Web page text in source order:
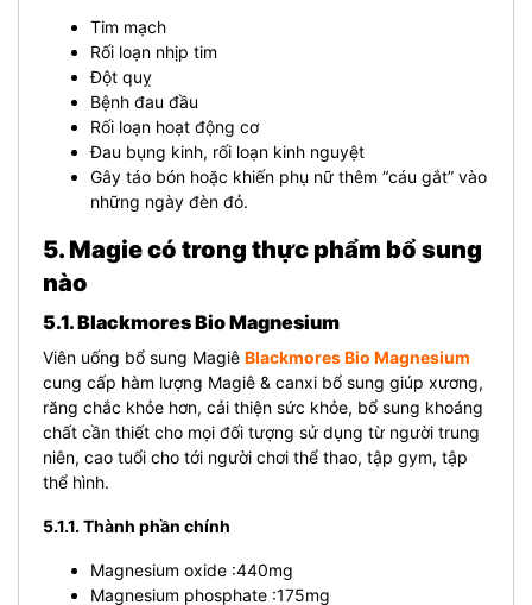
Tim mạch
Rối loạn nhịp tim
Đột quỵ
Bệnh đau đầu
Rối loạn hoạt động cơ
Đau bụng kinh, rối loạn kinh nguyệt
Gây táo bón hoặc khiến phụ nữ thêm “cáu gắt” vào
những ngày đèn đỏ.
5. Magie có trong thực phẩm bổ sung
nào
5.1. Blackmores Bio Magnesium
Viên uống bổ sung Magiê Blackmores Bio Magnesium
cung cấp hàm lượng Magiê & canxi bổ sung giúp xương,
răng chắc khỏe hơn, cải thiện sức khỏe, bổ sung khoáng
chất cần thiết cho mọi đối tượng sử dụng từ người trung
niên, cao tuổi cho tới người chơi thể thao, tập gym, tập
thể hình.
5.1.1. Thành phần chính
Magnesium oxide :440mg
Magnesium phosphate :175mg